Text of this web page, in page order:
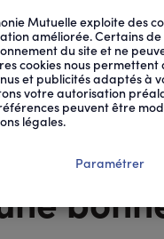
»
Mutuelle exploite des
améliorée. Certains de
du site et ne
cookies nous
et publicités adaptés à
votre autorisation
peuvent être
légales.
Paramétrer